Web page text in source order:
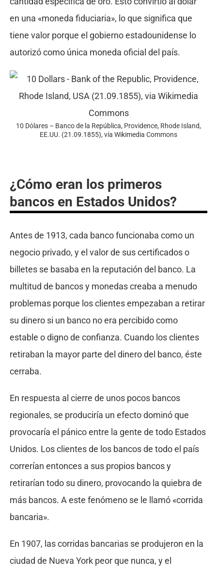
en una «moneda fiduciaria», lo que significa que
tiene valor porque el gobierno estadounidense lo
autorizó como única moneda oficial del país.
10 Dólares – Banco de la República, Providence, Rhode Island,
EE.UU. (21.09.1855), vía Wikimedia Commons
¿Cómo eran los primeros
bancos en Estados Unidos?
Antes de 1913, cada banco funcionaba como un
negocio privado, y el valor de sus certificados o
billetes se basaba en la reputación del banco. La
multitud de bancos y monedas creaba a menudo
problemas porque los clientes empezaban a retirar
su dinero si un banco no era percibido como
estable o digno de confianza. Cuando los clientes
retiraban la mayor parte del dinero del banco, éste
cerraba.
En respuesta al cierre de unos pocos bancos
regionales, se produciría un efecto dominó que
provocaría el pánico entre la gente de todo Estados
Unidos. Los clientes de los bancos de todo el país
correrían entonces a sus propios bancos y
retirarían todo su dinero, provocando la quiebra de
más bancos. A este fenómeno se le llamó «corrida
bancaria».
En 1907, las corridas bancarias se produjeron en la
ciudad de Nueva York peor que nunca, y el